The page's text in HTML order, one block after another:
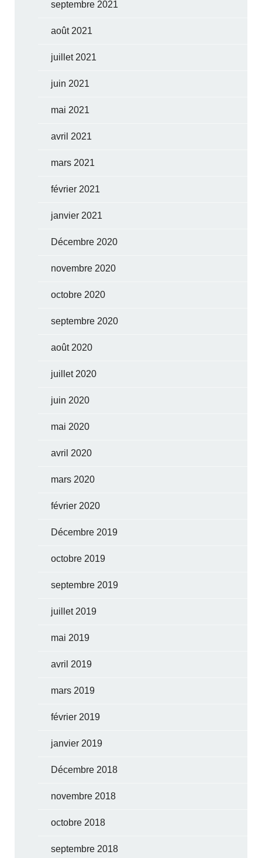
septembre 2021
août 2021
juillet 2021
juin 2021
mai 2021
avril 2021
mars 2021
février 2021
janvier 2021
Décembre 2020
novembre 2020
octobre 2020
septembre 2020
août 2020
juillet 2020
juin 2020
mai 2020
avril 2020
mars 2020
février 2020
Décembre 2019
octobre 2019
septembre 2019
juillet 2019
mai 2019
avril 2019
mars 2019
février 2019
janvier 2019
Décembre 2018
novembre 2018
octobre 2018
septembre 2018